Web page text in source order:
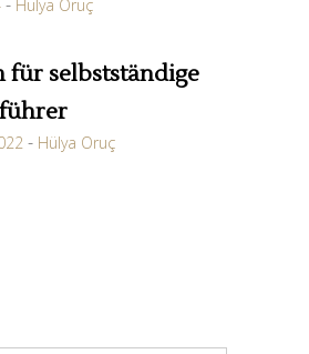
Hülya Oruç
für selbstständige
Hülya Oruç